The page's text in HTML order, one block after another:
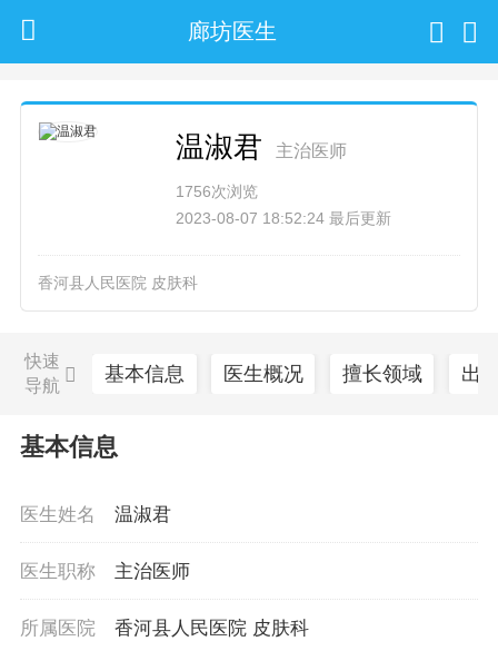
廊坊医生
温淑君 主治医师
1756次浏览
2023-08-07 18:52:24 最后更新
香河县人民医院 皮肤科
快速
导航
基本信息 医生概况 擅长领域 出
基本信息
医生姓名 温淑君
医生职称 主治医师
所属医院 香河县人民医院 皮肤科